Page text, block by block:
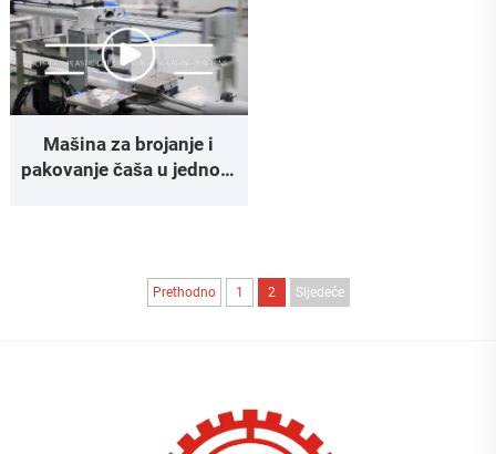
Mašina za brojanje i
pakovanje čaša u jednom
Prethodno 1 2 Sljedeće